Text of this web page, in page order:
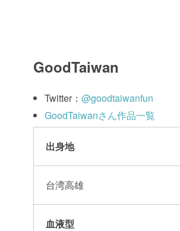
GoodTaiwan
Twitter： @goodtaiwanfun
GoodTaiwanさん作品一覧
出身地
台湾高雄
血液型